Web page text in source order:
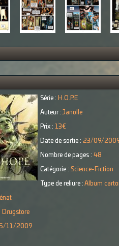
Série : H.O.P.E
Auteur : Janolle
Prix : 13€
Date de sortie : 23/09/
Nombre de pages : 48
Catégorie : Science-Fiction
Type de reliure : Album
Drugstore
11/2009